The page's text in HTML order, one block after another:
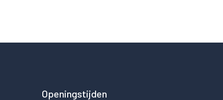
Openingstijden